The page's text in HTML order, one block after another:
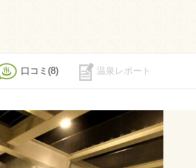
口コミ(8) 温泉レポート